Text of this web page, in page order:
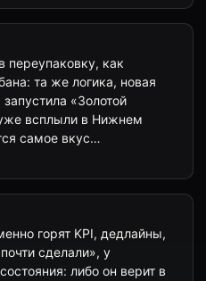
переупаковку, как
та же логика, новая
«Золотой
всплыли в Нижнем
самое вкус…
горят KPI, дедлайны,
сделали», у
либо он верит в